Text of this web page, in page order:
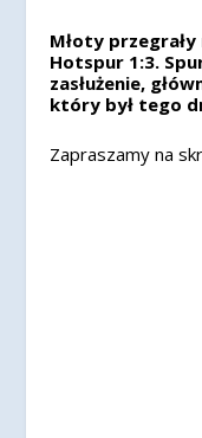
Młoty
Hotspur 1:3.
zasłużenie,
który był tego
Zapraszamy na